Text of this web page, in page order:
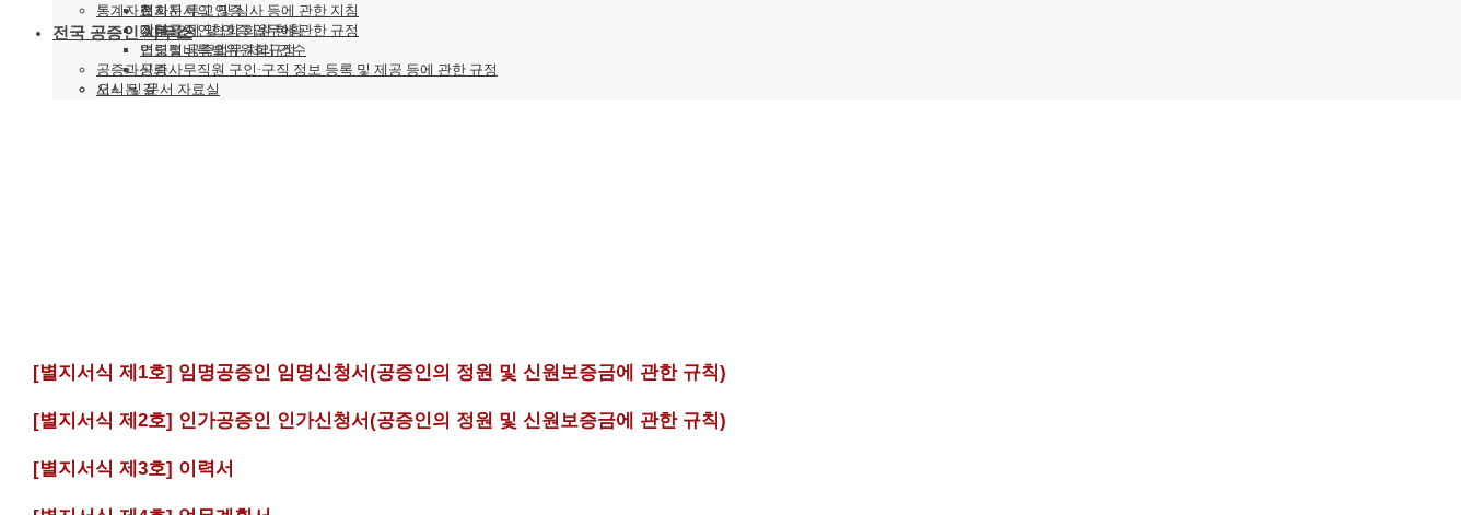
협회지 투고 및 심사 등에 관한 지침
장부 조제 및 인증 업무에 관한 규정
법령정비특별위원회규정
공증사무직원 구인·구직 정보 등록 및 제공 등에 관한 규정
오시는 길
전자문서의 인증
기타
통계자료
대한공증인협회 회원 현황
연도별 공증업무 처리 건수
공증과신뢰
서식 및 문서 자료실
전국 공증인 사무소
[별지서식 제1호] 임명공증인 임명신청서(공증인의 정원 및 신원보증금에 관한 규칙)
[별지서식 제2호] 인가공증인 인가신청서(공증인의 정원 및 신원보증금에 관한 규칙)
[별지서식 제3호] 이력서